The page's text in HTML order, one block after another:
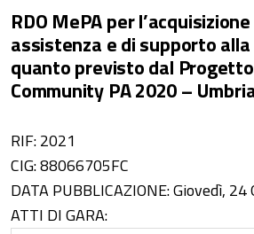
RDO MePA per
assistenza e di supporto
quanto previsto dal
Community PA 2020 –
RIF:2021
CIG:88066705FC
DATA PUBBLICAZIONE:Giovedì, 24
ATTI DI GARA: